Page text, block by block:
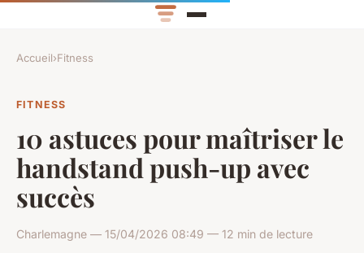
Accueil›Fitness
FITNESS
10 astuces pour maîtriser le
handstand push-up avec
succès
Charlemagne — 15/04/2026 08:49 — 12 min de lecture